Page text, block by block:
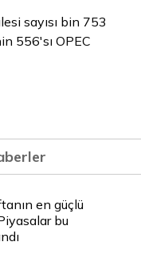
sayısı bin 753
556'sı OPEC
en güçlü
bu